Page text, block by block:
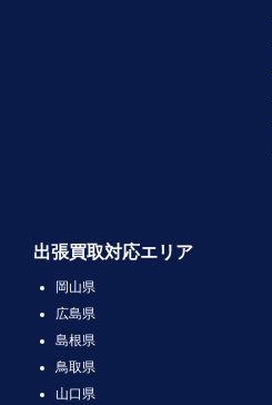
出張買取対応エリア
岡山県
広島県
島根県
鳥取県
山口県